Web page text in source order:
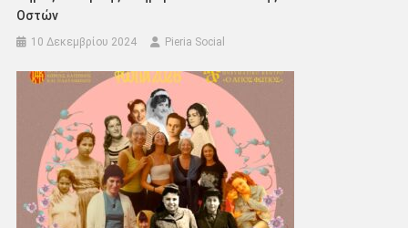
Οστών
10 Δεκεμβρίου 2024 Pieria Social